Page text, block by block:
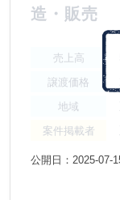
造・販売
売上高
譲渡価格
地域
案件掲載者
公開日：2025-07-